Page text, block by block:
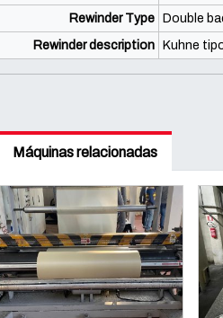
Rewinder Type
Double
Rewinder description
Kuhne
Máquinas relacionadas